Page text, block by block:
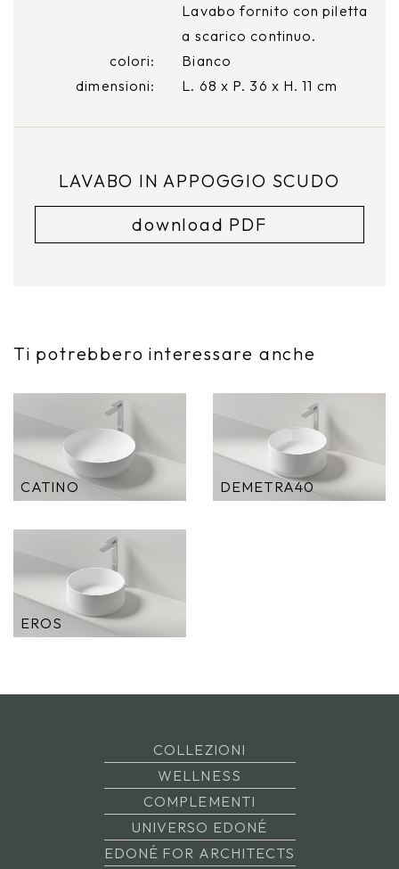
Lavabo fornito con piletta
a scarico continuo.
colori:
Bianco
dimensioni:
L. 68 x P. 36 x H. 11 cm
LAVABO IN APPOGGIO SCUDO
download PDF
Ti potrebbero interessare anche
CATINO DEMETRA40
EROS
COLLEZIONI
WELLNESS
COMPLEMENTI
UNIVERSO EDONÉ
EDONÉ FOR ARCHITECTS